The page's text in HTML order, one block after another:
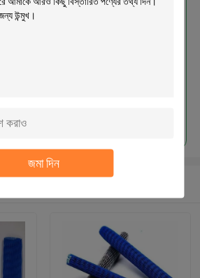
জমা দিন
উচ্চ নমনীয়তা PE প্রতিরক্ষামূলক জাল নেটটিং
বাইরের সারফেস ক্ষতির প্রতিরোধ